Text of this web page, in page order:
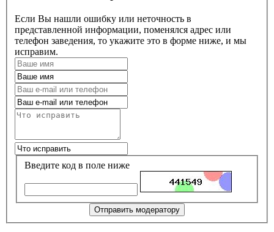
Если Вы нашли ошибку или неточность в
представленной информации, поменялся адрес или
телефон заведения, то укажите это в форме ниже, и мы
исправим.
Введите код в поле ниже
Отправить модератору